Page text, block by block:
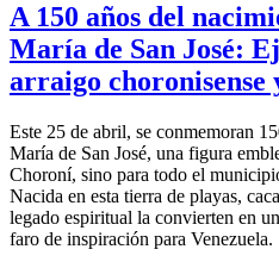
A 150 años del
María de San José:
arraigo choronisense
Este 25 de abril, se conmemoran
María de San José, una figura
Choroní, sino para todo el
Nacida en esta tierra de playas,
legado espiritual la convierten en
faro de inspiración para Venezuela.